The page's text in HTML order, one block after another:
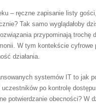
– ręczne zapisanie listy
Tak samo wyglądałoby
przypominają trochę
W tym kontekście
działania.
systemów IT to jak
po kontrolę
potwierdzanie obecności? W